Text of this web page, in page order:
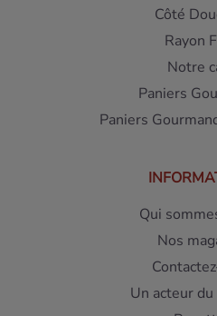
Côté
Rayon
Notre
Paniers
Paniers
Qui
Nos
Un acteur